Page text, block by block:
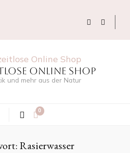
Online Shop
und mehr aus der Natur
0
Rasierwasser